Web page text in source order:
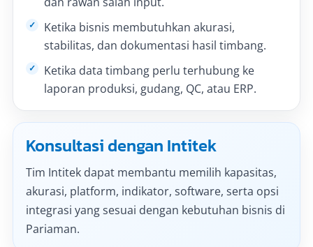
Ketika bisnis membutuhkan akurasi,
stabilitas, dan dokumentasi hasil timbang.
Ketika data timbang perlu terhubung ke
laporan produksi, gudang, QC, atau ERP.
Konsultasi dengan Intitek
Tim Intitek dapat membantu memilih kapasitas,
akurasi, platform, indikator, software, serta opsi
integrasi yang sesuai dengan kebutuhan bisnis di
Pariaman.